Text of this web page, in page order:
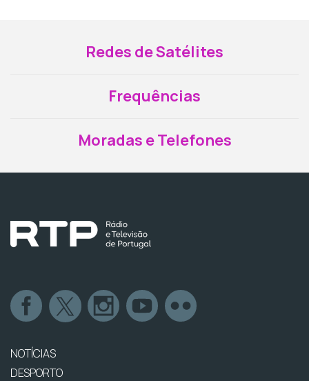
Redes de Satélites
Frequências
Moradas e Telefones
NOTÍCIAS
DESPORTO